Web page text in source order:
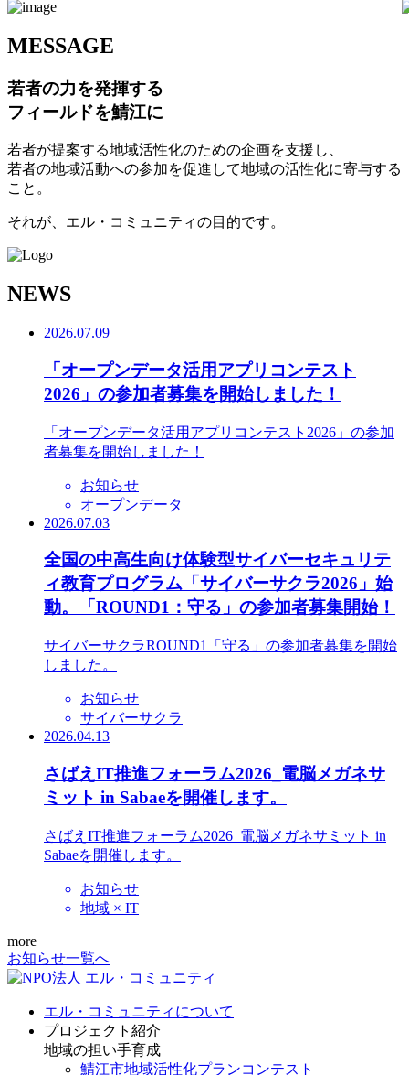
MESSAGE
若者の力を発揮する
フィールドを鯖江に
若者が提案する地域活性化のための企画を支援し、
若者の地域活動への参加を促進して地域の活性化に寄与する
こと。
それが、エル・コミュニティの目的です。
NEWS
2026.07.09
「オープンデータ活用アプリコンテスト
2026」の参加者募集を開始しました！
「オープンデータ活用アプリコンテスト2026」の参加
者募集を開始しました！
お知らせ
オープンデータ
2026.07.03
全国の中高生向け体験型サイバーセキュリテ
ィ教育プログラム「サイバーサクラ2026」始
動。「ROUND1：守る」の参加者募集開始！
サイバーサクラROUND1「守る」の参加者募集を開始
しました。
お知らせ
サイバーサクラ
2026.04.13
さばえIT推進フォーラム2026_電脳メガネサ
ミット in Sabaeを開催します。
さばえIT推進フォーラム2026_電脳メガネサミット in
Sabaeを開催します。
お知らせ
地域 × IT
more
お知らせ一覧へ
エル・コミュニティについて
プロジェクト紹介
地域の担い手育成
鯖江市地域活性化プランコンテスト